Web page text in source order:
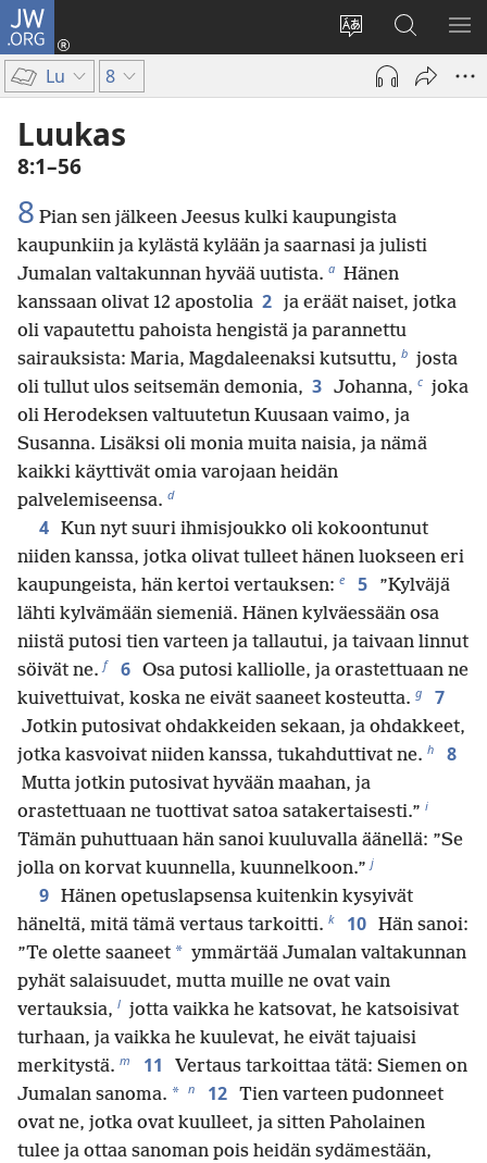
JW.ORG
Vaihda
sivuston
kieli
Kirjaudu
(avaa
ikkunan)
Hae
JW.ORG-
sivustolta
Lu 8
Luukas
8:1–56
8 Pian sen jälkeen Jeesus kulki kaupungista
kaupunkiin ja kylästä kylään ja saarnasi ja julisti
Jumalan valtakunnan hyvää uutista. a Hänen
kanssaan olivat 12 apostolia 2 ja eräät naiset, jotka
oli vapautettu pahoista hengistä ja parannettu
sairauksista: Maria, Magdaleenaksi kutsuttu, b josta
oli tullut ulos seitsemän demonia, 3 Johanna, c joka
oli Herodeksen valtuutetun Kuusaan vaimo, ja
Susanna. Lisäksi oli monia muita naisia, ja nämä
kaikki käyttivät omia varojaan heidän
palvelemiseensa. d
4 Kun nyt suuri ihmisjoukko oli kokoontunut
niiden kanssa, jotka olivat tulleet hänen luokseen eri
kaupungeista, hän kertoi vertauksen: e 5
”Kylväjä
lähti kylvämään siemeniä. Hänen kylväessään osa
niistä putosi tien varteen ja tallautui, ja taivaan linnut
söivät ne. f 6 Osa putosi kalliolle, ja orastettuaan ne
kuivettuivat, koska ne eivät saaneet kosteutta. g 7
Jotkin putosivat ohdakkeiden sekaan, ja ohdakkeet,
jotka kasvoivat niiden kanssa, tukahduttivat ne. h 8
Mutta jotkin putosivat hyvään maahan, ja
orastettuaan ne tuottivat satoa satakertaisesti.” i
Tämän puhuttuaan hän sanoi kuuluvalla äänellä: ”Se
jolla on korvat kuunnella, kuunnelkoon.” j
9 Hänen opetuslapsensa kuitenkin kysyivät
häneltä, mitä tämä vertaus tarkoitti. k 10 Hän sanoi:
”Te olette saaneet * ymmärtää Jumalan valtakunnan
pyhät salaisuudet, mutta muille ne ovat vain
vertauksia, l jotta vaikka he katsovat, he katsoisivat
turhaan, ja vaikka he kuulevat, he eivät tajuaisi
merkitystä. m 11
Vertaus tarkoittaa tätä: Siemen on
Jumalan sanoma. * n 12 Tien varteen pudonneet
ovat ne, jotka ovat kuulleet, ja sitten Paholainen
tulee ja ottaa sanoman pois heidän sydämestään,